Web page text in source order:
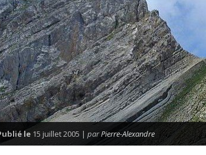
le 15 juillet 2005 | parPierre-Alexandre